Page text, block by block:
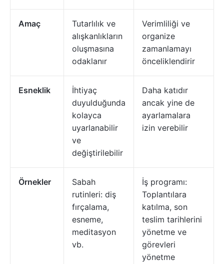
Amaç
Tutarlılık ve
alışkanlıkların
oluşmasına
odaklanır
Verimliliği ve
organize
zamanlamayı
önceliklendirir
Esneklik
İhtiyaç
duyulduğunda
kolayca
uyarlanabilir
ve
değiştirilebilir
Daha katıdır
ancak yine de
ayarlamalara
izin verebilir
Örnekler
Sabah
rutinleri: diş
fırçalama,
esneme,
meditasyon
vb.
İş programı:
Toplantılara
katılma, son
teslim tarihlerini
yönetme ve
görevleri
yönetme